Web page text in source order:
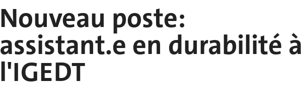
Nouveau poste:
assistant.e en durabilité
l'IGEDT